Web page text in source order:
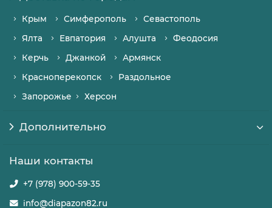
Крым Симферополь
Севастополь
Ялта
Евпатория Алушта
Феодосия
Керчь
Джанкой
Армянск
Красноперекопск
Раздольное
Запорожье
Херсон
Дополнительно
Наши контакты
+7 (978) 900-59-35
info@diapazon82.ru